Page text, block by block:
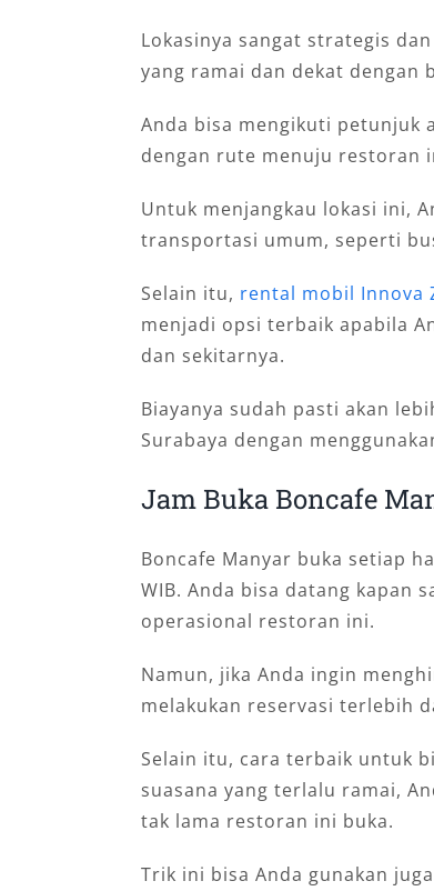
Lokasinya sangat strategis
yang ramai dan dekat dengan
Anda bisa mengikuti petunjuk
dengan rute menuju restoran
Untuk menjangkau lokasi ini,
transportasi umum, seperti
Selain itu, rental mobil Innova
menjadi opsi terbaik apabila
dan sekitarnya.
Biayanya sudah pasti akan
Surabaya dengan
Jam Buka Boncafe
Boncafe Manyar buka setiap
WIB. Anda bisa datang kapan
operasional restoran ini.
Namun, jika Anda ingin
melakukan reservasi terlebih
Selain itu, cara terbaik untuk
suasana yang terlalu ramai,
tak lama restoran ini buka.
Trik ini bisa Anda gunakan